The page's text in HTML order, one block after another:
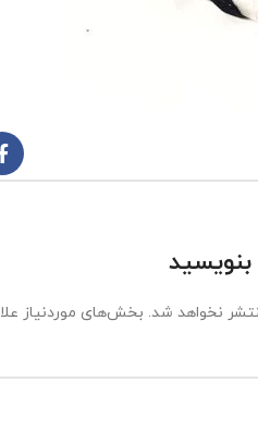
بنویسید
نخواهد شد. بخش‌های موردنیاز